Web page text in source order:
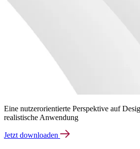
Eine nutzerorientierte Perspektive auf
realistische Anwendung
Jetzt downloaden